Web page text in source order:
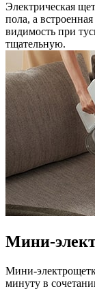
Электрическая
пола, а
видимость при
тщательную.
Мини-
Мини-
минуту в